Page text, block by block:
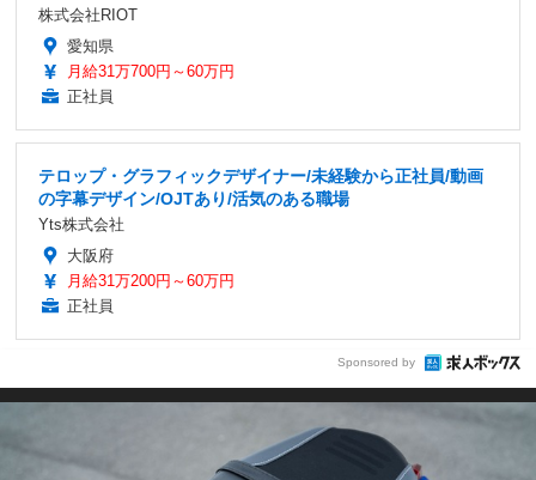
株式会社RIOT
愛知県
月給31万700円～60万円
正社員
テロップ・グラフィックデザイナー/未経験から正社員/動画
の字幕デザイン/OJTあり/活気のある職場
Yts株式会社
大阪府
月給31万200円～60万円
正社員
Sponsored by